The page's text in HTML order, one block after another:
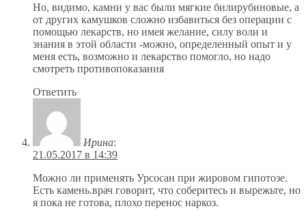
Но, видимо, камни у вас были мягкие билирубиновые, а
от других камушков сложно избавиться без операции с
помощью лекарств, но имея желание, силу воли и
знания в этой области -можно, определенный опыт и у
меня есть, возможно и лекарство помогло, но надо
смотреть противопоказания
Ответить
Ирина:
21.05.2017 в 14:39
Можно ли применять Урсосан при жировом гипотозе.
Есть камень.врач говорит, что соберитесь и вырежьте, но
я пока не готова, плохо перенос наркоз.